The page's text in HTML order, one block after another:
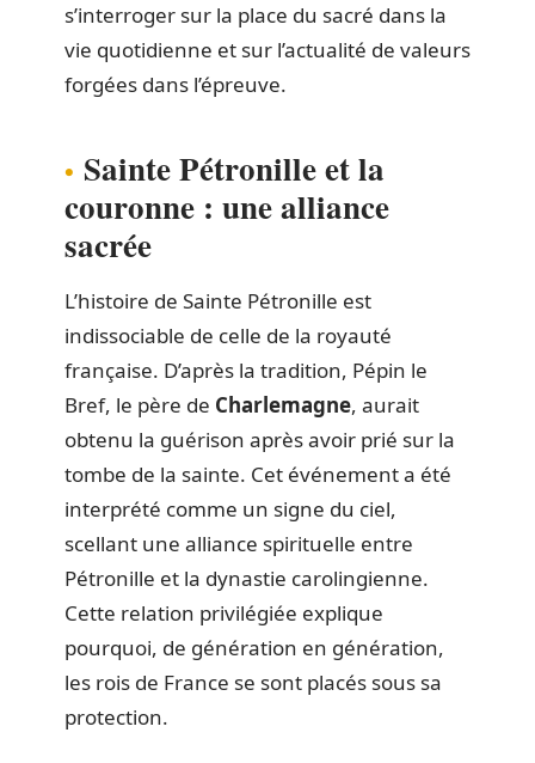
s’interroger sur la place du sacré dans la
vie quotidienne et sur l’actualité de valeurs
forgées dans l’épreuve.
Sainte Pétronille et la
couronne : une alliance
sacrée
L’histoire de Sainte Pétronille est
indissociable de celle de la royauté
française. D’après la tradition, Pépin le
Bref, le père de Charlemagne, aurait
obtenu la guérison après avoir prié sur la
tombe de la sainte. Cet événement a été
interprété comme un signe du ciel,
scellant une alliance spirituelle entre
Pétronille et la dynastie carolingienne.
Cette relation privilégiée explique
pourquoi, de génération en génération,
les rois de France se sont placés sous sa
protection.